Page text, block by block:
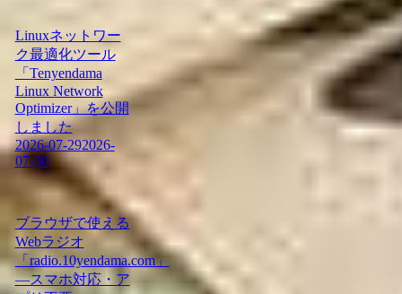
Linuxネットワー
ク最適化ツール
「Tenyendama
Linux Network
Optimizer」を公開
しました
2026-07-292026-
07-30
ブラウザで使える
Webラジオ
「radio.10yendama.com」
―スマホ対応・ア